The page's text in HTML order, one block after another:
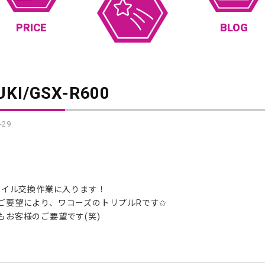
PRICE BLOG
GSX-R600
29
ル交換作業に入ります！
要望により、ワコーズのトリプルRです✩
お客様のご要望です(笑)